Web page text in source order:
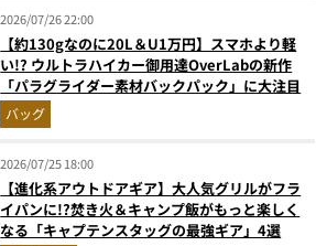
2026/07/26 22:00
【約130gなのに20L＆U1万円】スマホより軽
い!? ウルトラハイカー御用達OverLabの新作
「パラグライダー素材バックパック」に大注目
バッグ
2026/07/25 18:00
【進化系アウトドアギア】大人気グリルがフラ
イパンに!?焚き火＆キャンプ飯がもっと楽しく
なる「キャプテンスタッグの最強ギア」4選